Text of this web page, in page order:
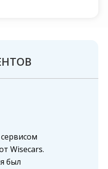
Wisecars.
был